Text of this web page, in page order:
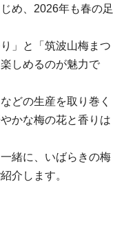
め、2026年も春の足
」と「筑波山梅まつ
しめるのが魅力で
どの生産を取り巻く
かな梅の花と香りは
緒に、いばらきの梅
介します。